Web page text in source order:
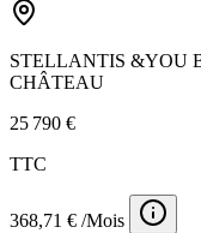
STELLANTIS &YOU
CHÂTEAU
25 790 €
TTC
368,71 € /Mois